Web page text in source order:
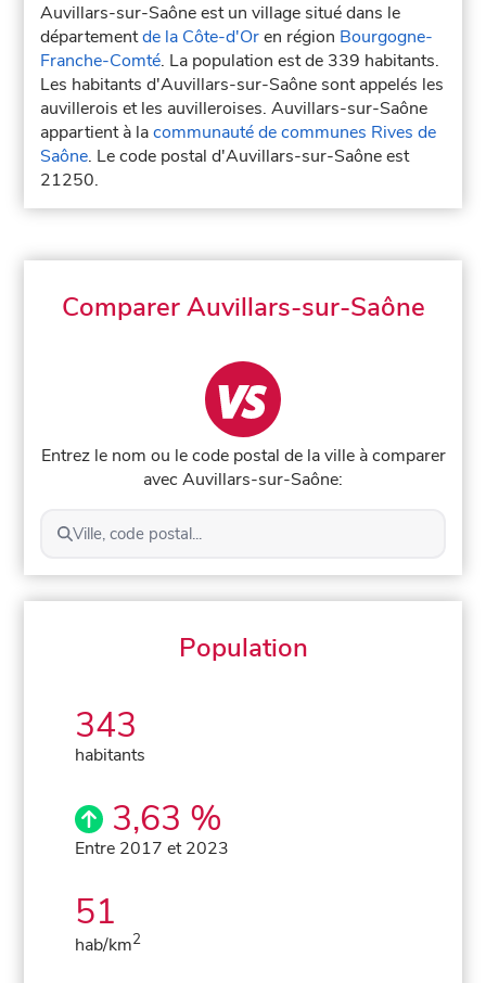
Auvillars-sur-Saône est un village situé dans le
départementde la Côte-d'Oren région Bourgogne-
Franche-Comté. La population est de 339 habitants.
Les habitants d'Auvillars-sur-Saône sont appelés les
auvillerois et les auvilleroises. Auvillars-sur-Saône
appartient à lacommunauté de communes Rives de
Saône. Le code postal d'Auvillars-sur-Saône est
21250.
Comparer Auvillars-sur-Saône
Entrez le nom ou le code postal de la ville à comparer
avec Auvillars-sur-Saône:
Ville, code postal...
Population
343
habitants
3,63 %
Entre 2017 et 2023
51
hab/km2